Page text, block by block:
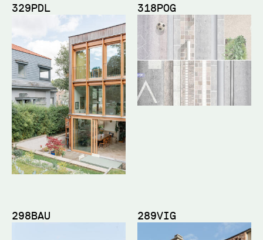
329PDL 318POG
298BAU 289VIG